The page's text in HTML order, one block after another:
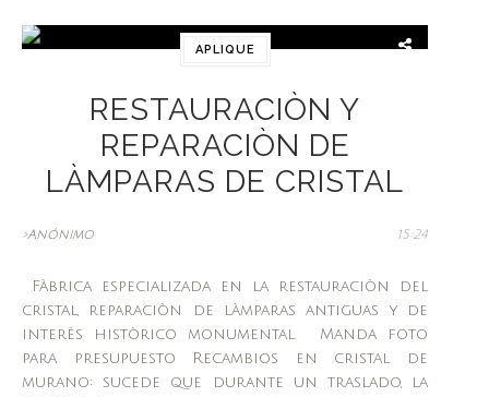
APLIQUE
RESTAURACIÒN Y
REPARACIÒN DE
LÀMPARAS DE CRISTAL
>Anónimo 15:24
Fàbrica especializada en la restauraciòn del
cristal, reparaciòn de làmparas antiguas y de
interès històrico monumental. Manda foto
para presupuesto Recambios en cristal de
murano: sucede que durante un traslado, la